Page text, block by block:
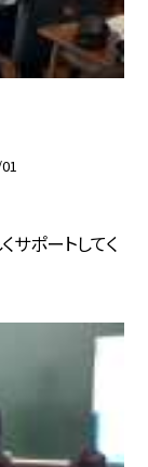
サポートしてく